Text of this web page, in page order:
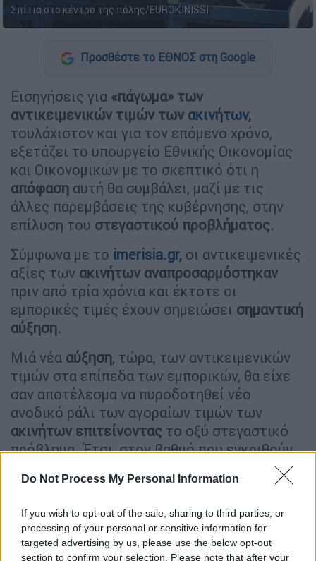
Do Not Process My Personal Information
If you wish to opt-out of the sale, sharing to third parties, or
processing of your personal or sensitive information for
targeted advertising by us, please use the below opt-out
section to confirm your selection. Please note that after your
Σπίτια στο κέντρο της πόλης/EUROKINISSI
Προσθέστε το ΕΘΝΟΣ στη Google
Εισηγήσεις για «πάγωμα» των
αντικειμενικών τιμών των ακινήτων,
τουλάχιστον και για τον επόμενο χρόνο,
εξετάζει το υπουργείο Εθνικής Οικονομίας
και Οικονομικών με το σκεπτικό ότι η
απόφαση αυτή θα συμβάλει, μαζί με τις
άλλες παρεμβάσεις της κυβέρνησης, στην
επίλυση του στεγαστικού προβλήματος.
Σύμφωνα με το imerisia.gr, oι αντικειμενικές
αξίες των ακινήτων αναπροσαρμόστηκαν
πριν από τρία χρόνια και έκτοτε οι
εμπορικές τιμές έχουν σημειώσει σημαντική
αύξηση.
Μιά νέα αύξηση, τώρα, των αντικειμενικών
τιμών στα επίπεδα των εμπορικών, θα είχε
σαν αποτέλεσμα να πυροδοτηθεί νέο
ανοδικό ράλι των αγοραίων τιμών των
ακινήτων επιτείνοντας το οξύ στεγαστικό
πρόβλημα. Έτσι, στον βαθμό που εγκριθούν
οι εισηγήσεις, θα πρόκειται για ακόμη ένα
μέτρο, παράλληλα με το στεγαστικό
από το βήμα της ΔΕΘ και παρουσίασαν
αναλυτικάοι αρμόδιοι υπουργοί αυτή την